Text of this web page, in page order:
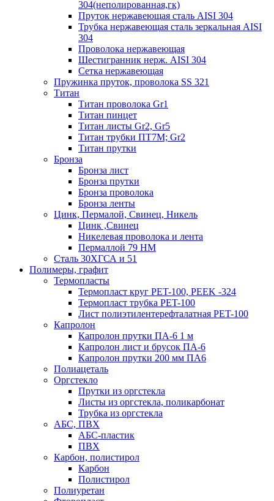
304(неполированная,гк)
Пруток нержавеющая сталь AISI 304
Трубка нержавеющая сталь зеркальная AISI
304
Проволока нержавеющая
Шестигранник нерж. AISI 304
Сетка нержавеющая
Пружинка пруток, проволока SS 321
Титан
Титан проволока Gr1
Титан пинцет
Титан листы Gr2, Gr5
Титан трубки ПТ7М; Gr2
Титан прутки
Бронза
Бронза лист
Бронза прутки
Бронза проволока
Бронза ленты
Цинк, Пермалой, Свинец, Никель
Цинк ,Свинец
Никелевая проволока и лента
Пермаллой 79 НМ
Сталь 30ХГСА и 51
Полимеры, графит
Термопласты
Термопласт круг PET-100, PEEK -324
Термопласт трубка PET-100
Лист полиэтилентерефталатная PET-100
Капролон
Капролон прутки ПА-6 1 м
Капролон лист и брусок ПА-6
Капролон прутки 200 мм ПА6
Полиацеталь
Оргстекло
Прутки из оргстекла
Листы из оргстекла, поликарбонат
Трубка из оргстекла
АБС, ПВХ
АБС-пластик
ПВХ
Карбон, полистирол
Карбон
Полистирол
Полиуретан